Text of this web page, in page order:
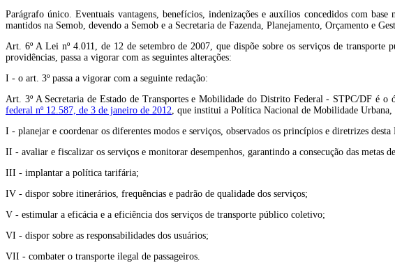
Parágrafo único. Eventuais vantagens, benefícios, indenizações e auxílios concedidos com
mantidos na Semob, devendo a Semob e a Secretaria de Fazenda, Planejamento, Orçamento e
Art. 6º A Lei nº 4.011, de 12 de setembro de 2007, que dispõe sobre os serviços de
providências, passa a vigorar com as seguintes alterações:
I - o art. 3º passa a vigorar com a seguinte redação:
Art. 3º A Secretaria de Estado de Transportes e Mobilidade do Distrito Federal - STPC/DF é
federal nº 12.587, de 3 de janeiro de 2012, que institui a Política Nacional de Mobilidade Urbana,
I - planejar e coordenar os diferentes modos e serviços, observados os princípios e diretrizes desta
II - avaliar e fiscalizar os serviços e monitorar desempenhos, garantindo a consecução das metas
III - implantar a política tarifária;
IV - dispor sobre itinerários, frequências e padrão de qualidade dos serviços;
V - estimular a eficácia e a eficiência dos serviços de transporte público coletivo;
VI - dispor sobre as responsabilidades dos usuários;
VII - combater o transporte ilegal de passageiros.